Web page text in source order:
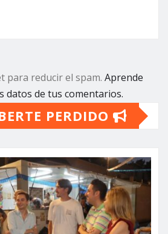
para reducir el spam. Aprende
datos de tus comentarios.
PERDIDO